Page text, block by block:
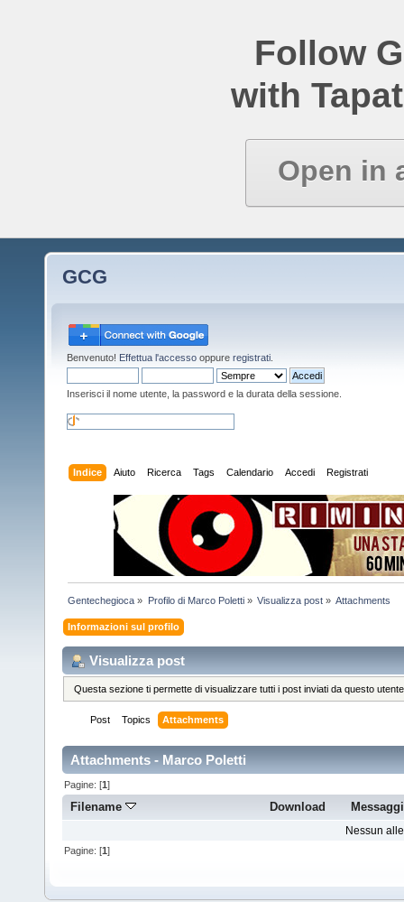
Follow
with
Open in
GCG
Benvenuto! Effettua l'accesso oppure registrati
Inserisci il nome utente, la password e la durata della sessione.
Indice Aiuto Ricerca Tags Calendario Accedi Registrati
Gentechegioca » Profilo di Marco Poletti» Visualizza post» Attachments
Informazioni sul profilo
Visualizza post
Questa sezione ti permette di visualizzare tutti i post inviati da questo
Post Topics Attachments
Attachments - Marco Poletti
Pagine: [1]
Filename Download
Nessun
Pagine: [1]